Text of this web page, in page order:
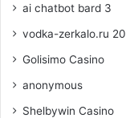
ai chatbot bard 3
vodka-zerkalo.ru 20
Golisimo Casino
anonymous
Shelbywin Casino